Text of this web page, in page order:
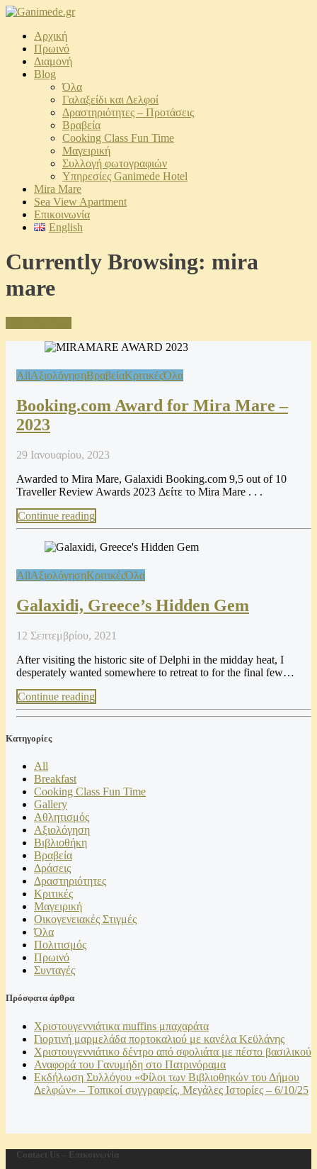
Αρχική
Πρωινό
Διαμονή
Blog
Όλα
Γαλαξείδι και Δελφοί
Δραστηριότητες – Προτάσεις
Βραβεία
Cooking Class Fun Time
Μαγειρική
Συλλογή φωτογραφιών
Υπηρεσίες Ganimede Hotel
Mira Mare
Sea View Apartment
Επικοινωνία
English
Currently Browsing: mira
mare
AllΑξιολόγησηΒραβείαΚριτικέςΌλα
Booking.com Award for Mira Mare –
2023
29 Ιανουαρίου, 2023
Awarded to Mira Mare, Galaxidi Booking.com 9,5 out of 10
Traveller Review Awards 2023 Δείτε το Mira Mare . . .
Continue reading
AllΑξιολόγησηΚριτικέςΌλα
Galaxidi, Greece’s Hidden Gem
12 Σεπτεμβρίου, 2021
After visiting the historic site of Delphi in the midday heat, I
desperately wanted somewhere to retreat to for the final few…
Continue reading
Kατηγορίες
All
Breakfast
Cooking Class Fun Time
Gallery
Αθλητισμός
Αξιολόγηση
Βιβλιοθήκη
Βραβεία
Δράσεις
Δραστηριότητες
Κριτικές
Μαγειρική
Οικογενειακές Στιγμές
Όλα
Πολιτισμός
Πρωινό
Συνταγές
Πρόσφατα άρθρα
Χριστουγεννιάτικα muffins μπαχαράτα
Γιορτινή μαρμελάδα πορτοκαλιού με κανέλα Κεϋλάνης
Χριστουγεννιάτικο δέντρο από σφολιάτα με πέστο βασιλικού
Αναφορά του Γανυμήδη στο Πατρινόραμα
Εκδήλωση Συλλόγου «Φίλοι των Βιβλιοθηκών του Δήμου
Δελφών» – Τοπικοί συγγραφείς, Μεγάλες Ιστορίες – 6/10/25
Contact Us – Επικοινωνία